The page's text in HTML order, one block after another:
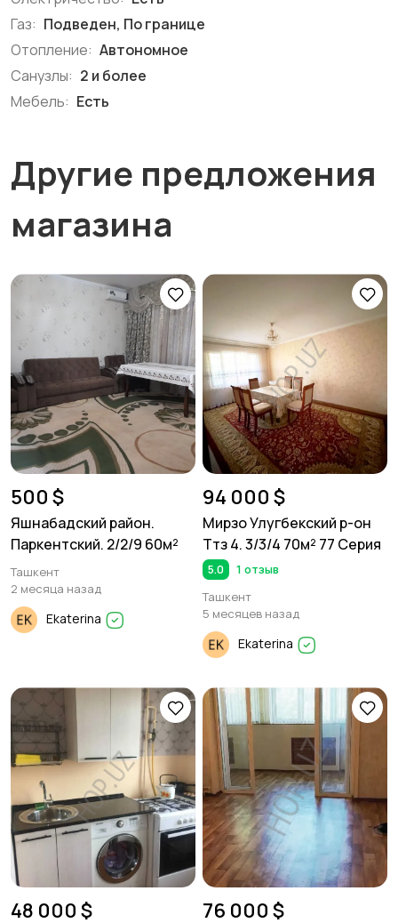
Газ: Подведен, По границе
Отопление: Автономное
Санузлы: 2 и более
Мебель: Есть
Другие предложения
магазина
500 $
Яшнабадский район.
Паркентский. 2/2/9 60м²
Ташкент
2 месяца назад
Ekaterina
94 000 $
Мирзо Улугбекский р-он
Ттз 4. 3/3/4 70м² 77 Серия
5.0
1 отзыв
Ташкент
5 месяцев назад
Ekaterina
48 000 $ 76 000 $